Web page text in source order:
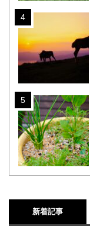
新着記事